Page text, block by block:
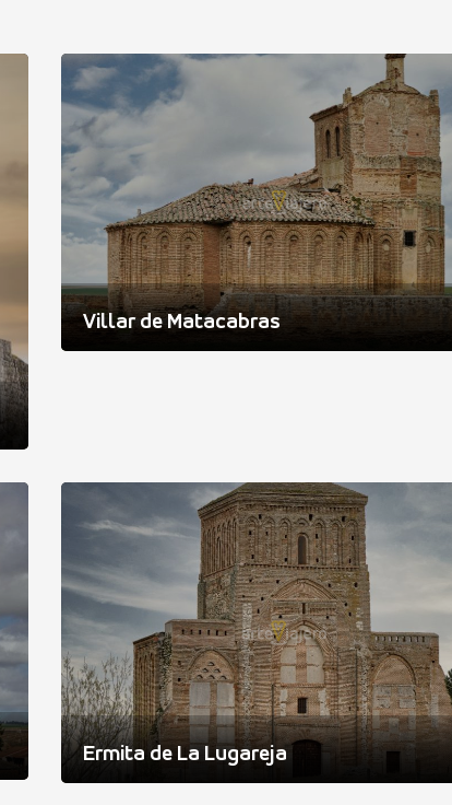
Villar de Matacabras
Ermita de La Lugareja